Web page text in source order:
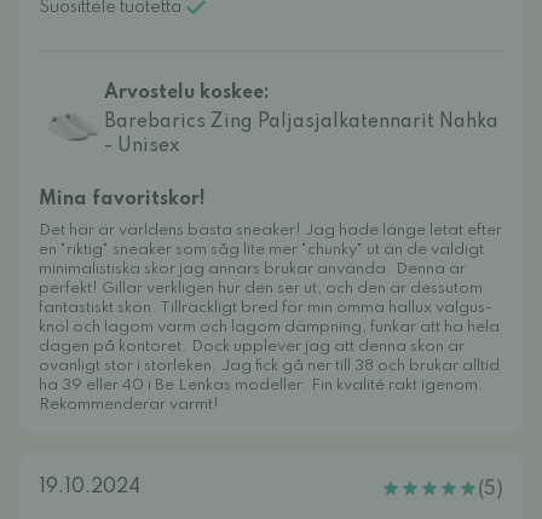
Suosittele tuotetta
Arvostelu koskee:
Barebarics Zing Paljasjalkatennarit Nahka
- Unisex
Mina favoritskor!
Det här är världens bästa sneaker! Jag hade länge letat efter
en "riktig" sneaker som såg lite mer "chunky" ut än de väldigt
minimalistiska skor jag annars brukar använda. Denna är
perfekt! Gillar verkligen hur den ser ut, och den är dessutom
fantastiskt skön. Tillräckligt bred för min ömma hallux valgus-
knöl och lagom varm och lagom dämpning, funkar att ha hela
dagen på kontoret. Dock upplever jag att denna skon är
ovanligt stor i storleken. Jag fick gå ner till 38 och brukar alltid
ha 39 eller 40 i Be Lenkas modeller. Fin kvalité rakt igenom.
Rekommenderar varmt!
19.10.2024 (5)